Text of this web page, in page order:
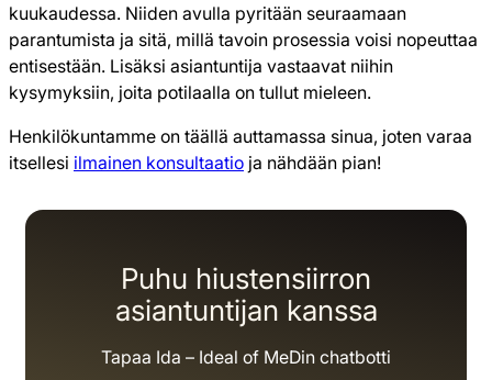
kuukaudessa. Niiden avulla pyritään seuraamaan
parantumista ja sitä, millä tavoin prosessia voisi nopeuttaa
entisestään. Lisäksi asiantuntija vastaavat niihin
kysymyksiin, joita potilaalla on tullut mieleen.
Henkilökuntamme on täällä auttamassa sinua, joten varaa
itsellesi ilmainen konsultaatio ja nähdään pian!
Puhu hiustensiirron
asiantuntijan kanssa
Tapaa Ida – Ideal of MeDin chatbotti